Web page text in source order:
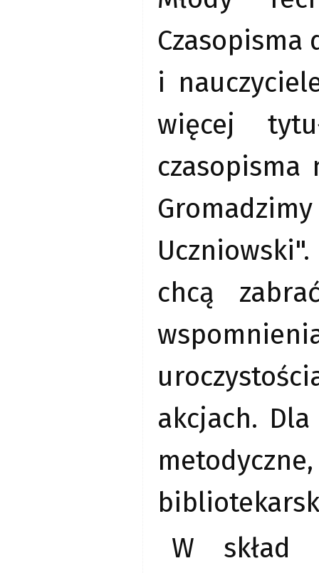
Czasopisma
i
więcej
czasopisma
chcą
akcjach.
W skład